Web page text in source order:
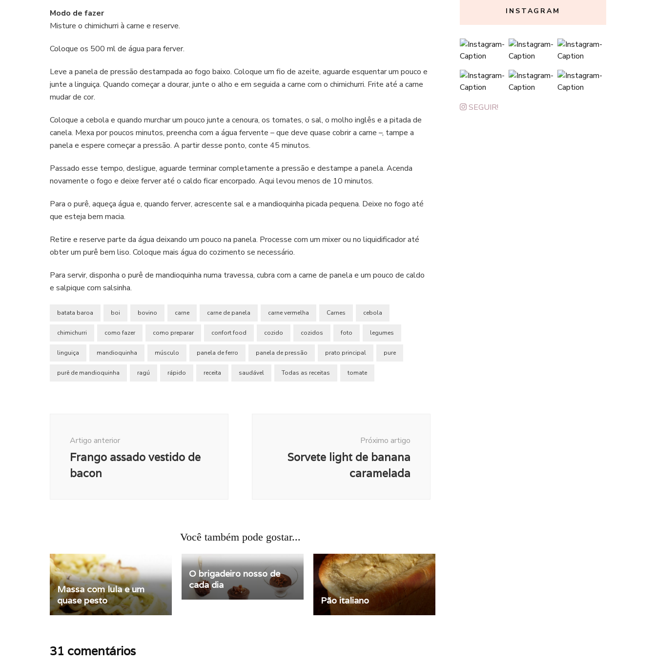
Modo de fazer
Misture o chimichurri à carne e reserve.
Coloque os 500 ml de água para ferver.
Leve a panela de pressão destampada ao fogo baixo. Coloque um fio de azeite, aguarde esquentar um pouco e
junte a linguiça. Quando começar a dourar, junte o alho e em seguida a carne com o chimichurri. Frite até a carne
mudar de cor.
Coloque a cebola e quando murchar um pouco junte a cenoura, os tomates, o sal, o molho inglês e a pitada de
canela. Mexa por poucos minutos, preencha com a água fervente – que deve quase cobrir a carne –, tampe a
panela e espere começar a pressão. A partir desse ponto, conte 45 minutos.
Passado esse tempo, desligue, aguarde terminar completamente a pressão e destampe a panela. Acenda
novamente o fogo e deixe ferver até o caldo ficar encorpado. Aqui levou menos de 10 minutos.
Para o purê, aqueça água e, quando ferver, acrescente sal e a mandioquinha picada pequena. Deixe no fogo até
que esteja bem macia.
Retire e reserve parte da água deixando um pouco na panela. Processe com um mixer ou no liquidificador até
obter um purê bem liso. Coloque mais água do cozimento se necessário.
Para servir, disponha o purê de mandioquinha numa travessa, cubra com a carne de panela e um pouco de caldo
e salpique com salsinha.
batata baroa boi bovino carne carne de panela carne vermelha Carnes cebola
chimichurri como fazer como preparar confort food cozido cozidos foto legumes
linguiça mandioquinha músculo panela de ferro panela de pressão prato principal pure
purê de mandioquinha ragú rápido receita saudável Todas as receitas tomate
Artigo anterior
Frango assado vestido de
bacon
Próximo artigo
Sorvete light de banana
caramelada
Você também pode gostar...
Massa com lula e um
quase pesto
O brigadeiro nosso de
cada dia
Pão italiano
31 comentários
INSTAGRAM
SEGUIR!